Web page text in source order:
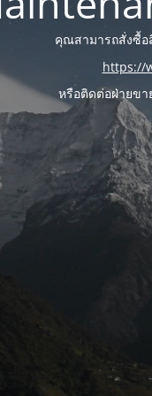
คุณสามารถสั่งซื้อ
https://
หรือติดต่อฝ่ายขา